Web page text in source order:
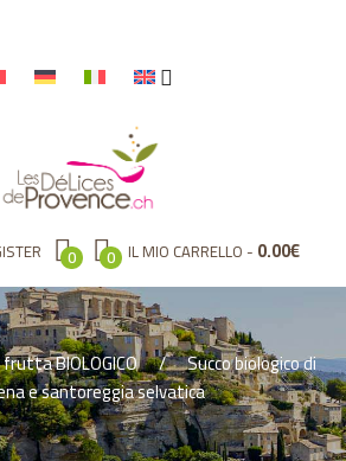
0 0 IL MIO CARRELLO 0.00€
BIOLOGICO
Succo biologico di
e santoreggia selvatica